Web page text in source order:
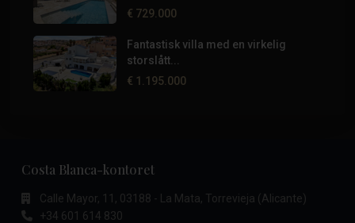
€ 729.000
Fantastisk villa med en virkelig
storslått...
€ 1.195.000
Costa Blanca-kontoret
Calle Mayor, 11, 03188 - La Mata, Torrevieja (Alicante)
+34 601 614 830